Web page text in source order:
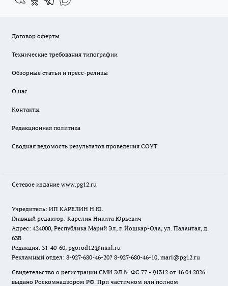
Договор оферты
Технические требования типографии
Обзорные статьи и пресс-релизы
О нас
Контакты
Редакционная политика
Сводная ведомость результатов проведения СОУТ
Сетевое издание www.pg12.ru
Учредитель: ИП КАРЕЛИН Н.Ю.
Главный редактор: Карелин Никита Юрьевич
Адрес: 424000, Республика Марий Эл, г. Йошкар-Ола, ул. Палантая, д.
63В
Редакция: 31-40-60, pgorod12@mail.ru
Рекламный отдел: 8-927-680-46-20? 8-927-680-46-10, mari@pg12.ru
Свидетельство о регистрации СМИ ЭЛ № ФС 77 - 91312 от 16.04.2026
выдано Роскомнадзором РФ. При частичном или полном